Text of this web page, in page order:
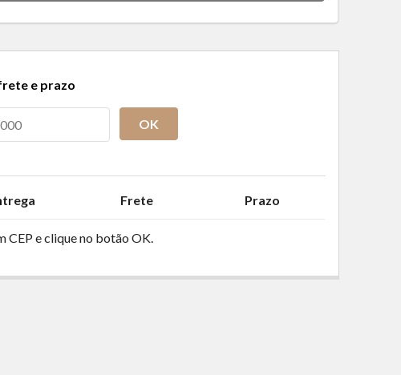
e prazo
OK
Frete Prazo
CEP e clique no botão OK.